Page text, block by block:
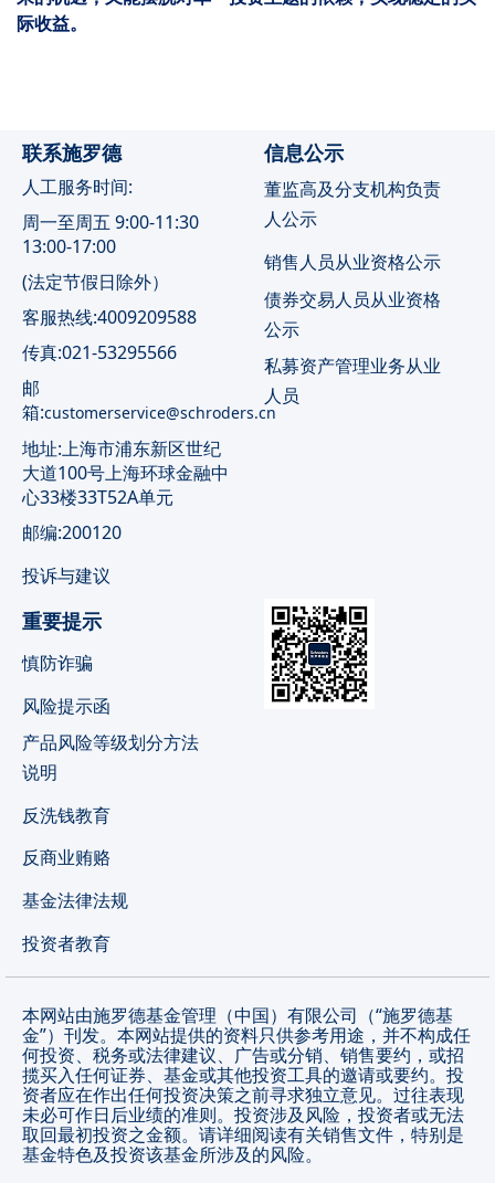
际收益。
联系施罗德
人工服务时间:
周一至周五 9:00-11:30
13:00-17:00
(法定节假日除外）
客服热线:4009209588
传真:021-53295566
邮
箱:customerservice@schroders.cn
地址:上海市浦东新区世纪
大道100号上海环球金融中
心33楼33T52A单元
邮编:200120
投诉与建议
信息公示
董监高及分支机构负责
人公示
销售人员从业资格公示
债券交易人员从业资格
公示
私募资产管理业务从业
人员
重要提示
慎防诈骗
风险提示函
产品风险等级划分方法
说明
反洗钱教育
反商业贿赂
基金法律法规
投资者教育
本网站由施罗德基金管理（中国）有限公司（“施罗德基
金”）刊发。本网站提供的资料只供参考用途，并不构成任
何投资、税务或法律建议、广告或分销、销售要约，或招
揽买入任何证券、基金或其他投资工具的邀请或要约。投
资者应在作出任何投资决策之前寻求独立意见。过往表现
未必可作日后业绩的准则。投资涉及风险，投资者或无法
取回最初投资之金额。请详细阅读有关销售文件，特别是
基金特色及投资该基金所涉及的风险。